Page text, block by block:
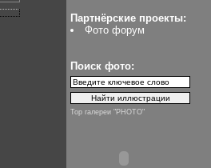
Партнёрские проекты:
Фото форум
Поиск фото:
Top галереи "PHOTO"